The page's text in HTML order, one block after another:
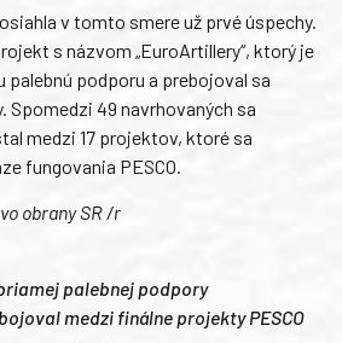
v tomto smere už prvé úspechy.
s názvom „EuroArtillery“, ktorý je
palebnú podporu a prebojoval sa
Spomedzi 49 navrhovaných sa
medzi 17 projektov, ktoré sa
fungovania PESCO.
obrany SR /r
palebnej podpory
medzi finálne projekty PESCO